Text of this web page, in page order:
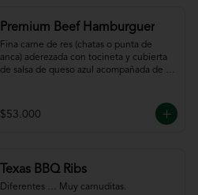
Premium Beef Hamburguer
Fina carne de res (chatas o punta de
anca) aderezada con tocineta y cubierta
de salsa de queso azul acompañada de
$53.000
Texas BBQ Ribs
Diferentes … Muy carnuditas.